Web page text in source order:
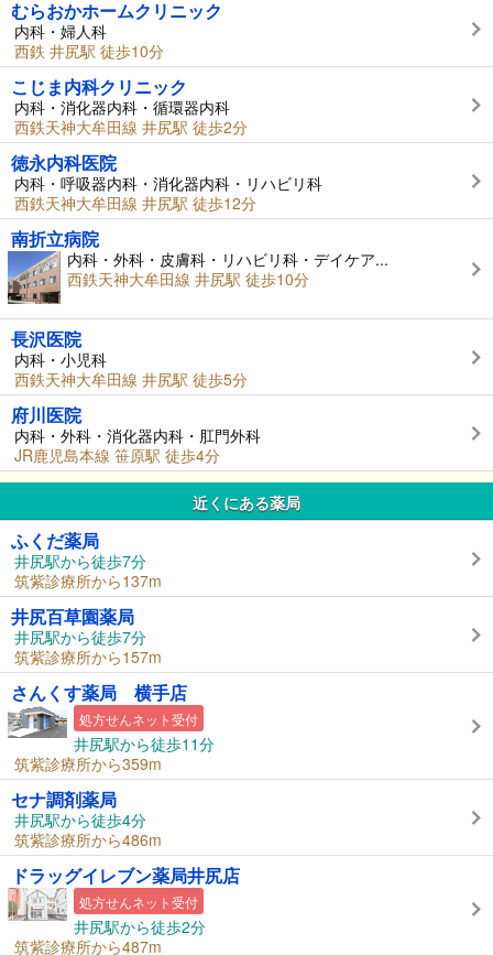
むらおかホームクリニック
内科・婦人科
西鉄 井尻駅 徒歩10分
こじま内科クリニック
内科・消化器内科・循環器内科
西鉄天神大牟田線 井尻駅 徒歩2分
徳永内科医院
内科・呼吸器内科・消化器内科・リハビリ科
西鉄天神大牟田線 井尻駅 徒歩12分
南折立病院
内科・外科・皮膚科・リハビリ科・デイケア...
西鉄天神大牟田線 井尻駅 徒歩10分
長沢医院
内科・小児科
西鉄天神大牟田線 井尻駅 徒歩5分
府川医院
内科・外科・消化器内科・肛門外科
JR鹿児島本線 笹原駅 徒歩4分
近くにある薬局
ふくだ薬局
井尻駅から徒歩7分
筑紫診療所から137m
井尻百草園薬局
井尻駅から徒歩7分
筑紫診療所から157m
さんくす薬局 横手店
処方せんネット受付
井尻駅から徒歩11分
筑紫診療所から359m
セナ調剤薬局
井尻駅から徒歩4分
筑紫診療所から486m
ドラッグイレブン薬局井尻店
処方せんネット受付
井尻駅から徒歩2分
筑紫診療所から487m